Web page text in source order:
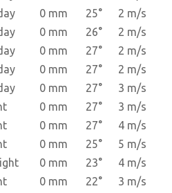
0 mm 25°
2 m/s
0 mm 26°
2 m/s
0 mm 27°
2 m/s
0 mm 27°
2 m/s
0 mm 27°
3 m/s
0 mm 27°
3 m/s
0 mm 27°
4 m/s
0 mm 25°
5 m/s
0 mm 23°
4 m/s
0 mm 22°
3 m/s